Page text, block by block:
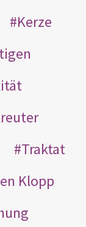
Kerze
Traktat
Klopp